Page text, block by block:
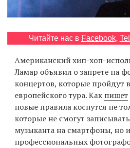
EN
UA
Читайте нас в Facebook,
Американский хип-хоп-
Ламар объявил о запрете на
концертов, которые пройдут
европейского тура. Как пишет
новые правила коснутся не
которые не смогут
музыканта на смартфоны, но и
профессиональных